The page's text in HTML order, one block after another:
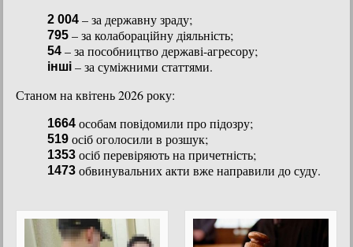
2 004 – за державну зраду;
795 – за колабораційну діяльність;
54 – за пособництво державі-агресору;
інші – за суміжними статтями.
Станом на квітень 2026 року:
1664 особам повідомили про підозру;
519 осіб оголосили в розшук;
1353 осіб перевіряють на причетність;
1473 обвинувальних акти вже направили до суду.